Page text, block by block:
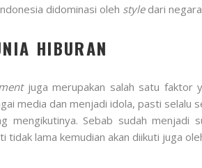
didominasi oleh styledari
HIBURAN
juga merupakan salah satu faktor
media dan menjadi idola, pasti selalu
mengikutinya. Sebab sudah
tidak lama kemudian akan diikuti juga